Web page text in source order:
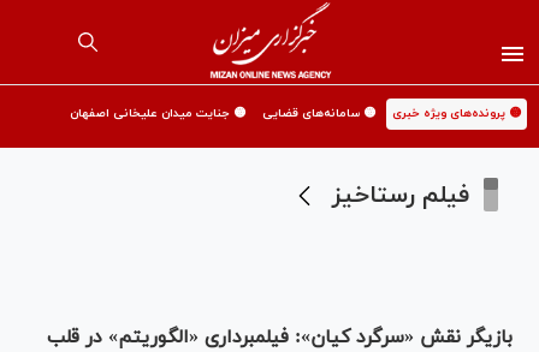
🟡 پرونده‌های ویژه خبری 🟡 سامانه‌های قضایی 🟡 جنایت میدان علیخانی اصفهان
فیلم رستاخیز
بازیگر نقش «سرگرد کیان»: فیلمبرداری «الگوریتم» در قلب